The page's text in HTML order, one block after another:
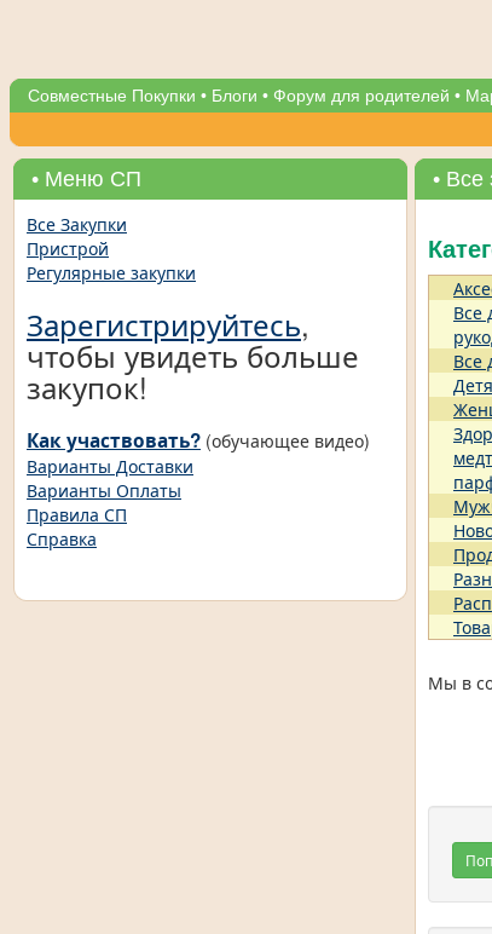
Совместные Покупки • Блоги • Форум для родителей •
• Меню СП
Все Закупки
Пристрой
Регулярные закупки
Зарегистрируйтесь,
чтобы увидеть больше
закупок!
Как участвовать? (обучающее видео)
Варианты Доставки
Варианты Оплаты
Правила СП
Справка
• Все
Все
Все
Мы в